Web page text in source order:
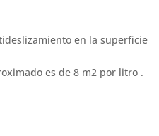
en la superficie
es de 8 m2 por litro .